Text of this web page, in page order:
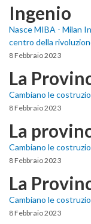
Ingenio
Nasce MIBA - Milan
centro della
8 Febbraio 2023
La
Cambiano le
8 Febbraio 2023
La
Cambiano le
8 Febbraio 2023
La
Cambiano le
8 Febbraio 2023